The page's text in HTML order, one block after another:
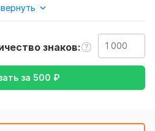
ваш заказ, работу, подработку.
языка! от вас жду только
Медицина и здоровье,
знаков
за 500 ₽